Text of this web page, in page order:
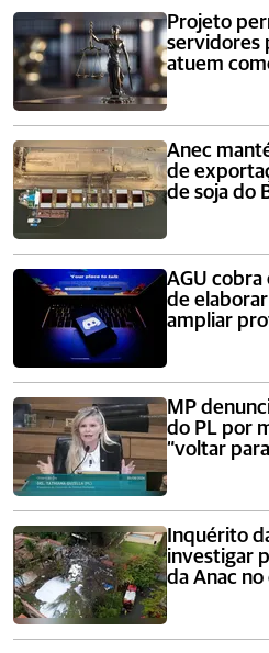
Projeto
servidores
atuem
Anec
de
de soja do
AGU cobra
de
ampliar
MP
do PL por
“voltar
Inquérito
investigar
da Anac no